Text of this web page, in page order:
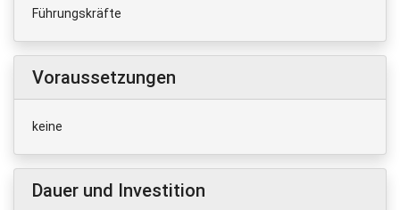
Führungskräfte
Voraussetzungen
keine
Dauer und Investition